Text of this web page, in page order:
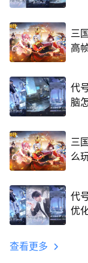
三
高
代
脑
三
么
代
优
查看更多